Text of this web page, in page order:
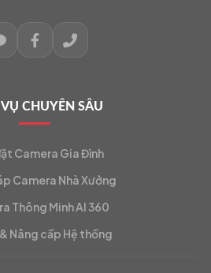
CHUYÊN SÂU
Camera Gia Đình
Camera Nhà Xưởng
Thông Minh AI 360
Nâng cấp Hệ thống